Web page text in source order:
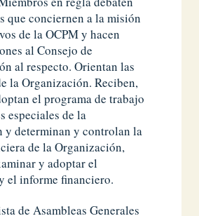
que conciernen a la misión
de la OCPM y hacen
al Consejo de
al respecto. Orientan las
la Organización. Reciben,
el programa de trabajo
especiales de la
y determinan y controlan la
de la Organización,
y adoptar el
el informe financiero.
de Asambleas Generales